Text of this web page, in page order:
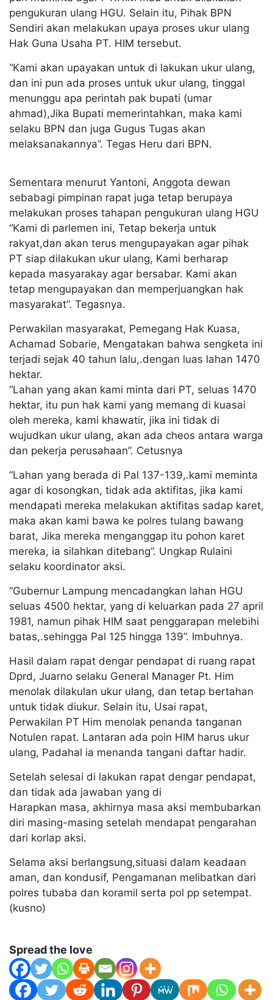
pengukuran ulang HGU. Selain itu, Pihak BPN
Sendiri akan melakukan upaya proses ukur ulang
Hak Guna Usaha PT. HIM tersebut.
“Kami akan upayakan untuk di lakukan ukur ulang,
dan ini pun ada proses untuk ukur ulang, tinggal
menunggu apa perintah pak bupati (umar
ahmad),Jika Bupati memerintahkan, maka kami
selaku BPN dan juga Gugus Tugas akan
melaksanakannya”. Tegas Heru dari BPN.
Sementara menurut Yantoni, Anggota dewan
sebabagi pimpinan rapat juga tetap berupaya
melakukan proses tahapan pengukuran ulang HGU
“Kami di parlemen ini, Tetap bekerja untuk
rakyat,dan akan terus mengupayakan agar pihak
PT siap dilakukan ukur ulang, Kami berharap
kepada masyarakay agar bersabar. Kami akan
tetap mengupayakan dan memperjuangkan hak
masyarakat”. Tegasnya.
Perwakilan masyarakat, Pemegang Hak Kuasa,
Achamad Sobarie, Mengatakan bahwa sengketa ini
terjadi sejak 40 tahun lalu,.dengan luas lahan 1470
hektar.
“Lahan yang akan kami minta dari PT, seluas 1470
hektar, itu pun hak kami yang memang di kuasai
oleh mereka, kami khawatir, jika ini tidak di
wujudkan ukur ulang, akan ada cheos antara warga
dan pekerja perusahaan”. Cetusnya
“Lahan yang berada di Pal 137-139,.kami meminta
agar di kosongkan, tidak ada aktifitas, jika kami
mendapati mereka melakukan aktifitas sadap karet,
maka akan kami bawa ke polres tulang bawang
barat, Jika mereka menganggap itu pohon karet
mereka, ia silahkan ditebang”. Ungkap Rulaini
selaku koordinator aksi.
“Gubernur Lampung mencadangkan lahan HGU
seluas 4500 hektar, yang di keluarkan pada 27 april
1981, namun pihak HIM saat penggarapan melebihi
batas,.sehingga Pal 125 hingga 139”. Imbuhnya.
Hasil dalam rapat dengar pendapat di ruang rapat
Dprd, Juarno selaku General Manager Pt. Him
menolak dilakulan ukur ulang, dan tetap bertahan
untuk tidak diukur. Selain itu, Usai rapat,
Perwakilan PT Him menolak penanda tanganan
Notulen rapat. Lantaran ada poin HIM harus ukur
ulang, Padahal ia menanda tangani daftar hadir.
Setelah selesai di lakukan rapat dengar pendapat,
dan tidak ada jawaban yang di
Harapkan masa, akhirnya masa aksi membubarkan
diri masing-masing setelah mendapat pengarahan
dari korlap aksi.
Selama aksi berlangsung,situasi dalam keadaan
aman, dan kondusif, Pengamanan melibatkan dari
polres tubaba dan koramil serta pol pp setempat.
(kusno)
Spread the love